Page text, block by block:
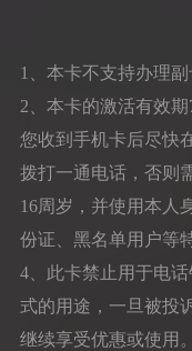
1、本卡不支持办理
2、本卡的激活有效
您收到手机卡后尽快
拨打一通电话，否则
16周岁，并使用本人
份证、黑名单用户等
4、此卡禁止用于电
式的用途，一旦被投
继续享受优惠或使用